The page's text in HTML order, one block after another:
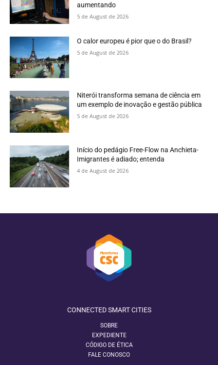
aumentando
5 de August de 2026
O calor europeu é pior que o do Brasil?
5 de August de 2026
Niterói transforma semana de ciência em
um exemplo de inovação e gestão pública
5 de August de 2026
Início do pedágio Free-Flow na Anchieta-
Imigrantes é adiado; entenda
4 de August de 2026
CONNECTED SMART CITIES
SOBRE
EXPEDIENTE
CÓDIGO DE ÉTICA
FALE CONOSCO